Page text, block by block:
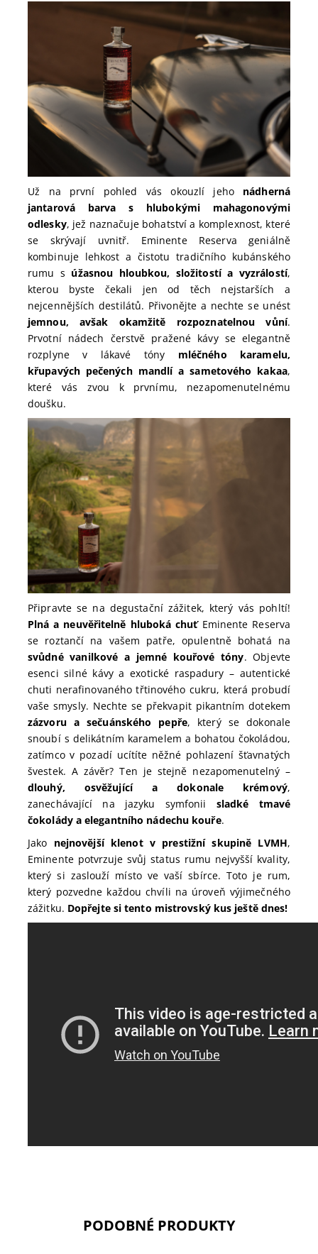
Už na první pohled vás okouzlí jeho nádherná
jantarová barva s hlubokými mahagonovými
odlesky, jež naznačuje bohatství a komplexnost, které
se skrývají uvnitř. Eminente Reserva geniálně
kombinuje lehkost a čistotu tradičního kubánského
rumu s úžasnou hloubkou, složitostí a vyzrálostí,
kterou byste čekali jen od těch nejstarších a
nejcennějších destilátů. Přivonějte a nechte se unést
jemnou, avšak okamžitě rozpoznatelnou vůní.
Prvotní nádech čerstvě pražené kávy se elegantně
rozplyne v lákavé tóny mléčného karamelu,
křupavých pečených mandlí a sametového kakaa,
které vás zvou k prvnímu, nezapomenutelnému
doušku.
Připravte se na degustační zážitek, který vás pohltí!
Plná a neuvěřitelně hluboká chuťEminente Reserva
se roztančí na vašem patře, opulentně bohatá na
svůdné vanilkové a jemné kouřové tóny. Objevte
esenci silné kávy a exotické raspadury – autentické
chuti nerafinovaného třtinového cukru, která probudí
vaše smysly. Nechte se překvapit pikantním dotekem
zázvoru a sečuánského pepře, který se dokonale
snoubí s delikátním karamelem a bohatou čokoládou,
zatímco v pozadí ucítíte něžné pohlazení šťavnatých
švestek. A závěr? Ten je stejně nezapomenutelný –
dlouhý, osvěžující a dokonale krémový,
zanechávající na jazyku symfonii sladké tmavé
čokolády a elegantního nádechu kouře.
Jako nejnovější klenot v prestižní skupině LVMH,
Eminente potvrzuje svůj status rumu nejvyšší kvality,
který si zaslouží místo ve vaší sbírce. Toto je rum,
který pozvedne každou chvíli na úroveň výjimečného
zážitku. Dopřejte si tento mistrovský kus ještě dnes!
PODOBNÉ PRODUKTY